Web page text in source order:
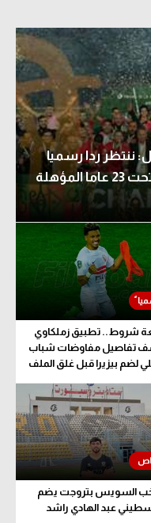
ننتظر ردا رسميا
بشأن استضافة كأس إفريقيا تحت 23 عاما المؤهلة
شروط.. تطبيق زملكاوي
تفاصيل مفاوضات شباب
لضم بيزيرا قبل غلق الملف
السويس بتروجت يضم
عبد الهادي راشد